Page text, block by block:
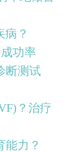
病？
功率
断测试
？治疗
能力？